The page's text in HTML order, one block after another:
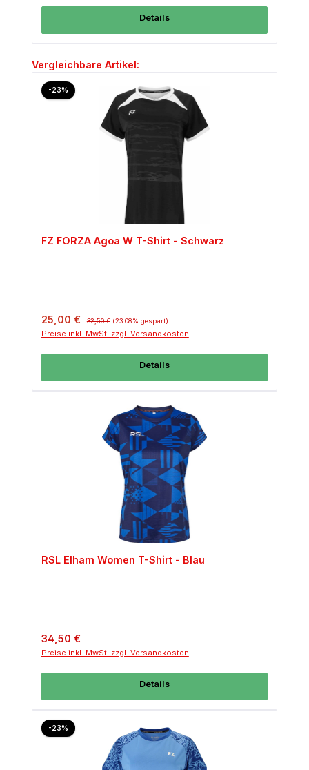
Details
Produktgalerie überspringen
Vergleichbare Artikel:
-23%Rabatt
FZ FORZA Agoa W T-Shirt - Schwarz
Verkaufspreis:
25,00 € 32,50 € (23.08% gespart)
Preise inkl. MwSt. zzgl. Versandkosten
Details
RSL Elham Women T-Shirt - Blau
Regulärer Preis:
34,50 €
Preise inkl. MwSt. zzgl. Versandkosten
Details
-23%Rabatt